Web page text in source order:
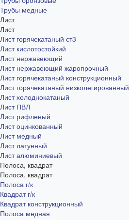
Трубы медные
Лист
Лист
Лист горячекатаный ст3
Лист кислотостойкий
Лист нержавеющий
Лист нержавеющий жаропрочный
Лист горячекатаный конструкционный
Лист горячекатаный низколегированный
Лист холоднокатаный
Лист ПВЛ
Лист рифленый
Лист оцинкованный
Лист медный
Лист латунный
Лист алюминиевый
Полоса, квадрат
Полоса, квадрат
Полоса г/к
Квадрат г/к
Квадрат конструкционный
Полоса медная